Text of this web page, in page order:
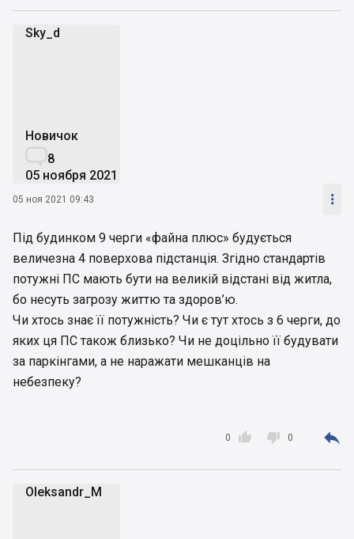
Sky_d
Новичок
8
05 ноября 2021
05 ноя 2021 09:43 
Під будинком 9 черги «файна плюс» будується
величезна 4 поверхова підстанція. Згідно стандартів
потужні ПС мають бути на великій відстані від житла,
бо несуть загрозу життю та здоров’ю.
Чи хтось знає її потужність? Чи є тут хтось з 6 черги, до
яких ця ПС також близько? Чи не доцільно її будувати
за паркінгами, а не наражати мешканців на
небезпеку?

0  0 
Oleksandr_M